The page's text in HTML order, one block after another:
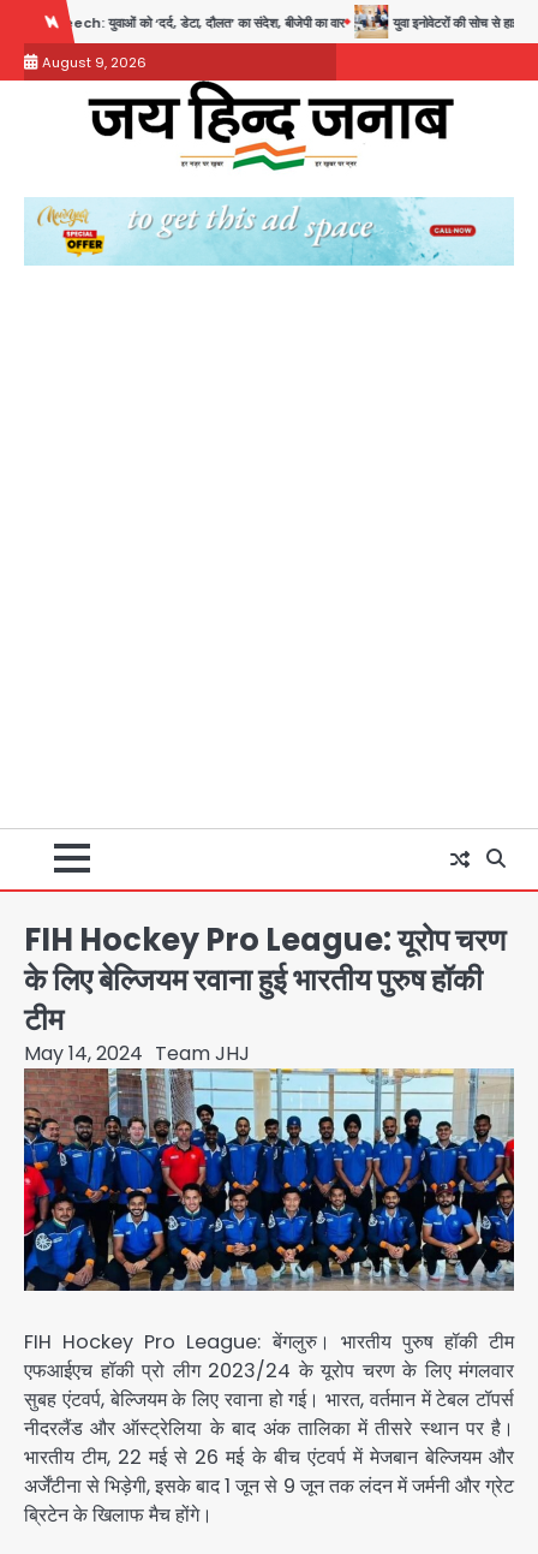
content
‘दर्द, डेटा, दौलत’ का संदेश, बीजेपी का वार युवा इनोवेटरों की सोच से हाईटेक होगी दिल्ली पुलिस
August 9, 2026
FIH Hockey Pro League: यूरोप चरण
के लिए बेल्जियम रवाना हुई भारतीय पुरुष हॉकी
टीम
May 14, 2024 Team JHJ
FIH Hockey Pro League: बेंगलुरु। भारतीय पुरुष हॉकी टीम
एफआईएच हॉकी प्रो लीग 2023/24 के यूरोप चरण के लिए मंगलवार
सुबह एंटवर्प, बेल्जियम के लिए रवाना हो गई। भारत, वर्तमान में टेबल टॉपर्स
नीदरलैंड और ऑस्ट्रेलिया के बाद अंक तालिका में तीसरे स्थान पर है।
भारतीय टीम, 22 मई से 26 मई के बीच एंटवर्प में मेजबान बेल्जियम और
अर्जेंटीना से भिड़ेगी, इसके बाद 1 जून से 9 जून तक लंदन में जर्मनी और ग्रेट
ब्रिटेन के खिलाफ मैच होंगे।